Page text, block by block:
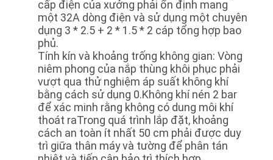
cấp điện của xưởng phải ổn định mang
một 32A dòng điện và sử dụng một chuyên
dụng 3 * 2.5 + 2 * 1.5 * 2 cáp tổng hợp bao
phủ.
Tính kín và khoảng trống không gian: Vòng
niêm phong của nắp thùng khôi phục phải
vượt qua thử nghiệm áp suất không khí
bằng cách sử dụng 0.Không khí nén 2 bar
để xác minh rằng không có dung môi khí
thoát raTrong quá trình lắp đặt, khoảng
cách an toàn ít nhất 50 cm phải được duy
trì giữa thân máy và tường để phân tán